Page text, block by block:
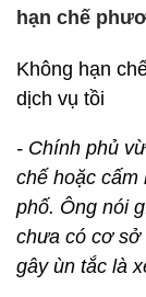
hạn chế
Không hạn
dịch vụ tồi
- Chính phủ
chế hoặc cấm
phố. Ông nói
chưa có cơ sở
gây ùn tắc là